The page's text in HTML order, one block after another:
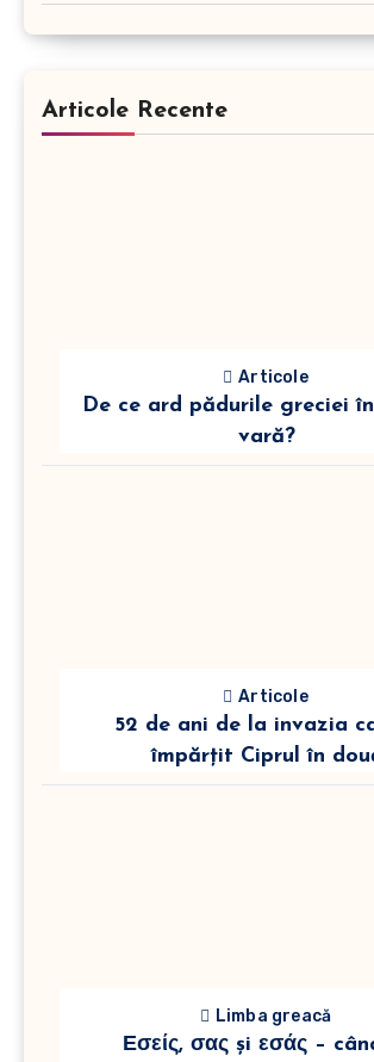
Articole Recente
Articole
De ce ard pădurile greciei
vară?
Articole
52 de ani de la invazia
împărțit Ciprul în
Limba greacă
Εσείς, σας și εσάς –